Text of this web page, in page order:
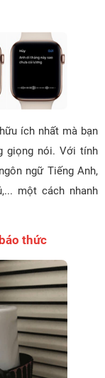
ích nhất mà bạn
giọng nói. Với tính
ngữ Tiếng Anh,
một cách nhanh
thức